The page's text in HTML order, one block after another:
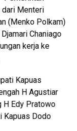
ke lokasi dan
usai kembali dari
ia kembali
cekcok dengan
masuk
dari Menteri
(Menko Polkam)
Chaniago
kerja ke
Kapuas
H Agustiar
H Edy Pratowo
Kapuas Dodo